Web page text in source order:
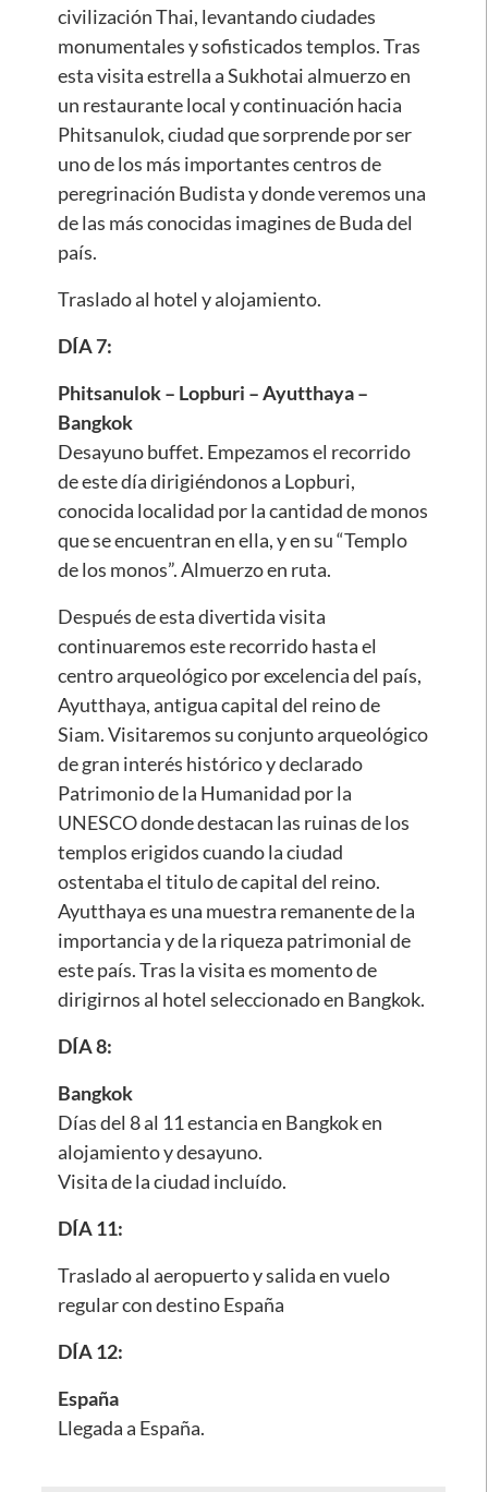
civilización Thai, levantando ciudades
monumentales y sofisticados templos. Tras
esta visita estrella a Sukhotai almuerzo en
un restaurante local y continuación hacia
Phitsanulok, ciudad que sorprende por ser
uno de los más importantes centros de
peregrinación Budista y donde veremos una
de las más conocidas imagines de Buda del
país.
Traslado al hotel y alojamiento.
DÍA 7:
Phitsanulok – Lopburi – Ayutthaya –
Bangkok
Desayuno buffet. Empezamos el recorrido
de este día dirigiéndonos a Lopburi,
conocida localidad por la cantidad de monos
que se encuentran en ella, y en su “Templo
de los monos”. Almuerzo en ruta.
Después de esta divertida visita
continuaremos este recorrido hasta el
centro arqueológico por excelencia del país,
Ayutthaya, antigua capital del reino de
Siam. Visitaremos su conjunto arqueológico
de gran interés histórico y declarado
Patrimonio de la Humanidad por la
UNESCO donde destacan las ruinas de los
templos erigidos cuando la ciudad
ostentaba el titulo de capital del reino.
Ayutthaya es una muestra remanente de la
importancia y de la riqueza patrimonial de
este país. Tras la visita es momento de
dirigirnos al hotel seleccionado en Bangkok.
DÍA 8:
Bangkok
Días del 8 al 11 estancia en Bangkok en
alojamiento y desayuno.
Visita de la ciudad incluído.
DÍA 11:
Traslado al aeropuerto y salida en vuelo
regular con destino España
DÍA 12:
España
Llegada a España.